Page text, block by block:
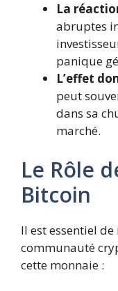
La
abruptes
panique
L’effet
peut
dans sa
marché.
Le Rôle
Bitcoin
Il est essentiel
communauté
cette monnaie :